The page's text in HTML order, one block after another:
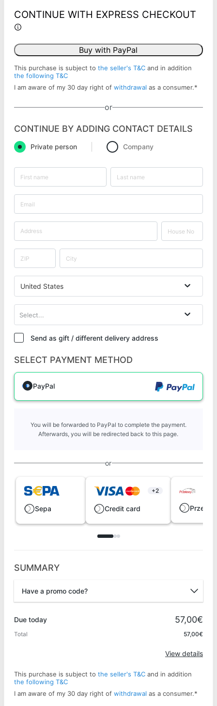
CONTINUE WITH EXPRESS CHECKOUT
Buy with PayPal
This purchase is subject to the seller's T&C and in addition
the following T&C
I am aware of my 30 day right of withdrawal as a consumer.*
or
CONTINUE BY ADDING CONTACT DETAILS
Private person Company
United States
Select...
Send as gift / different delivery address
SELECT PAYMENT METHOD
PayPal
You will be forwarded to PayPal to complete the payment.
Afterwards, you will be redirected back to this page.
or
Sepa
+2
Credit card
SUMMARY
Have a promo code?
Due today 57,00€
Total 57,00€
View details
This purchase is subject to the seller's T&C and in addition
the following T&C
I am aware of my 30 day right of withdrawal as a consumer.*